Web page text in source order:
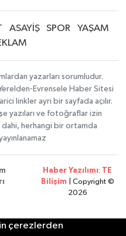
ASAYİŞ SPOR
YAŞAM
yazarları sorumludur.
Evrensele Haber Sitesi
linkler ayrı bir sayfada açılır.
yazıları ve fotoğraflar izin
dahi, herhangi bir ortamda
Haber Yazılımı:
TE
Bilişim | Copyright ©
2026
çerezlerden